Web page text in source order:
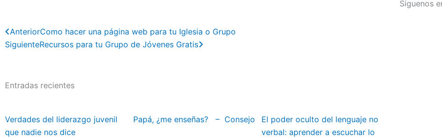
Previo
AnteriorComo hacer una página web para tu Iglesia o Grupo
SiguienteRecursos para tu Grupo de Jóvenes Gratis
Next
Entradas recientes
Verdades del liderazgo juvenil
que nadie nos dice
Papá, ¿me enseñas? – Consejo
El poder oculto del lenguaje no
verbal: aprender a escuchar lo
Siguenos